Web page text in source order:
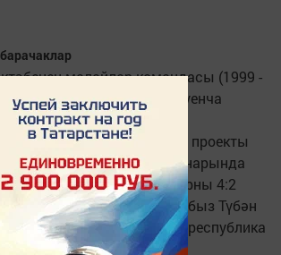
малайлар командасы (1999 -
туганнар) мини - футбол буенча
урынны яулады.
- мәктәпкә!" гомумроссия проекты
Чаллыда узган финал уеннарында
җирле спортчыларны 4:2
Хәзер инде якташларыбыз Түбән
узачак уеннарда республика